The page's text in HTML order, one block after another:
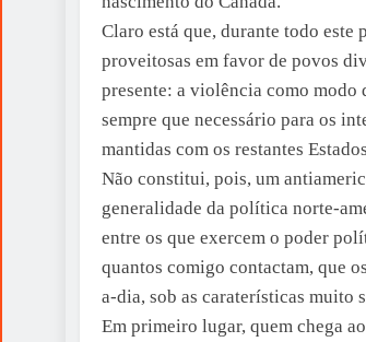
Claro está que, durante todo
proveitosas em favor de povos
presente: a violência como modo
sempre que necessário para os
mantidas com os restantes
Não constitui, pois, um
generalidade da política norte-
entre os que exercem o poder
quantos comigo contactam, que
a-dia, sob as caraterísticas muito
Em primeiro lugar, quem chega